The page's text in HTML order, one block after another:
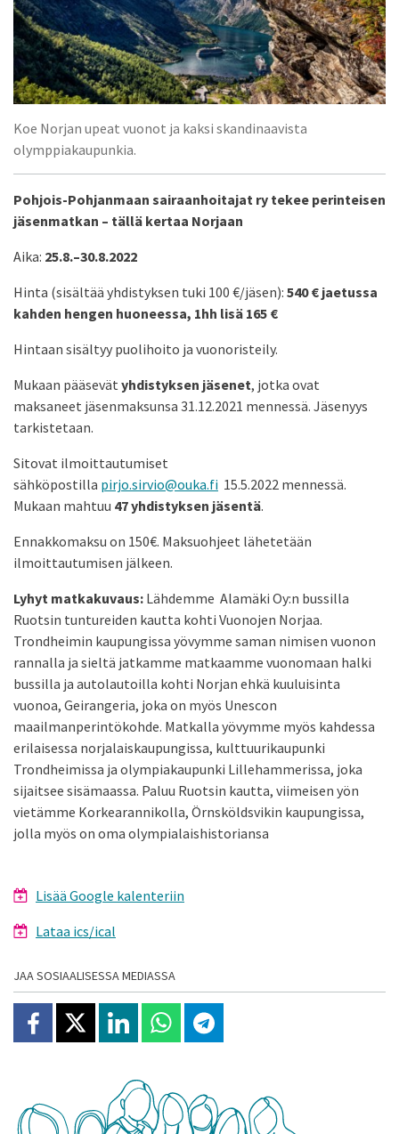
Koe Norjan upeat vuonot ja kaksi skandinaavista
olymppiakaupunkia.
Pohjois-Pohjanmaan sairaanhoitajat ry tekee perinteisen
jäsenmatkan – tällä kertaa Norjaan
Aika: 25.8.–30.8.2022
Hinta (sisältää yhdistyksen tuki 100 €/jäsen): 540 € jaetussa
kahden hengen huoneessa, 1hh lisä 165 €
Hintaan sisältyy puolihoito ja vuonoristeily.
Mukaan pääsevät yhdistyksen jäsenet, jotka ovat
maksaneet jäsenmaksunsa 31.12.2021 mennessä. Jäsenyys
tarkistetaan.
Sitovat ilmoittautumiset
sähköpostilla pirjo.sirvio@ouka.fi 15.5.2022 mennessä.
Mukaan mahtuu 47 yhdistyksen jäsentä.
Ennakkomaksu on 150€. Maksuohjeet lähetetään
ilmoittautumisen jälkeen.
Lyhyt matkakuvaus: Lähdemme Alamäki Oy:n bussilla
Ruotsin tuntureiden kautta kohti Vuonojen Norjaa.
Trondheimin kaupungissa yövymme saman nimisen vuonon
rannalla ja sieltä jatkamme matkaamme vuonomaan halki
bussilla ja autolautoilla kohti Norjan ehkä kuuluisinta
vuonoa, Geirangeria, joka on myös Unescon
maailmanperintökohde. Matkalla yövymme myös kahdessa
erilaisessa norjalaiskaupungissa, kulttuurikaupunki
Trondheimissa ja olympiakaupunki Lillehammerissa, joka
sijaitsee sisämaassa. Paluu Ruotsin kautta, viimeisen yön
vietämme Korkearannikolla, Örnsköldsvikin kaupungissa,
jolla myös on oma olympialaishistoriansa
Lisää Google kalenteriin
Lataa ics/ical
JAA SOSIAALISESSA MEDIASSA
Jaa Facebookissa
Jaa X:ssäJaa Linkedinissä
Jaa Whatsappissa
Jaa Telegramissa